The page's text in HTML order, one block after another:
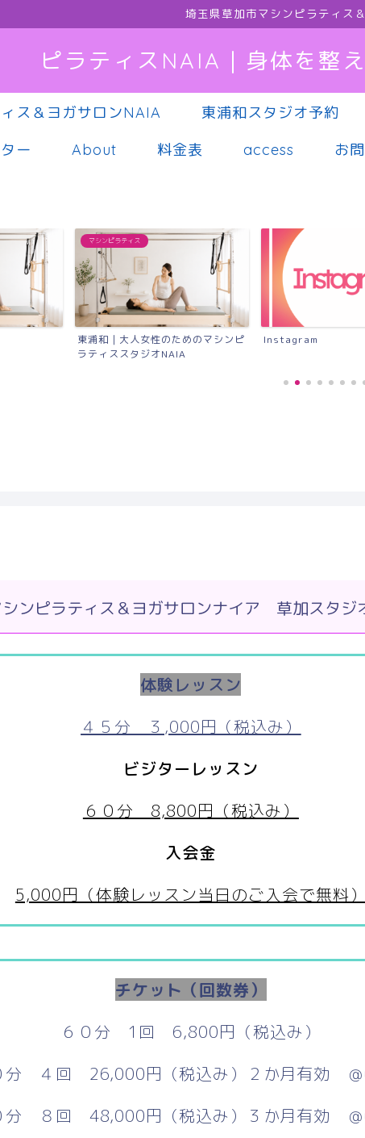
埼玉県草加市マシンピラティス
ピラティスNAIA｜身体を整
ス＆ヨガサロンNAIA 東浦和スタジオ予約
ー
About 料金表 access お
マシンピ
Instagram
お客様の声
シンピラティス＆ヨガサロンナイア 草加スタジ
体験レッスン
４５分 ３,000円（税込み）
ビジターレッスン
６０分 8,800円（税込み）
入会金
5,000円（体験レッスン当日のご入会で無料）
チケット（回数券）
６０分 1回 6,800円（税込み）
分 ４回 26,000円（税込み）２か月有効
分 ８回 48,000円（税込み）３か月有効